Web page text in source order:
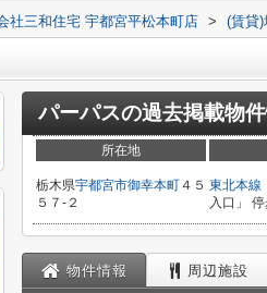
社三和住宅 宇都宮平松本町店 > (賃貸
パーパスの過去掲載物
所在地
栃木県宇都宮市御幸本町４５
５７-２
東北本線
入口」
物件情報 周辺施設